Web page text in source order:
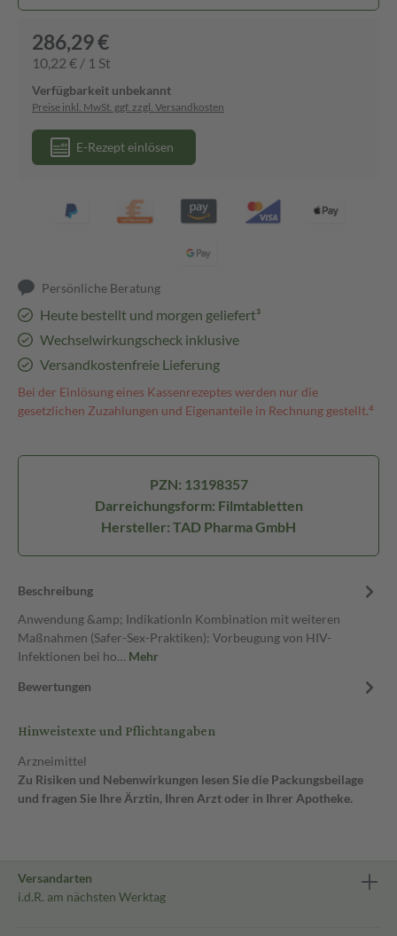
286,29 €
10,22 € / 1 St
Verfügbarkeit unbekannt
Preise inkl. MwSt. ggf. zzgl. Versandkosten
E-Rezept einlösen
Persönliche Beratung
Heute bestellt und morgen geliefert³
Wechselwirkungscheck inklusive
Versandkostenfreie Lieferung
Bei der Einlösung eines Kassenrezeptes werden nur die
gesetzlichen Zuzahlungen und Eigenanteile in Rechnung gestellt.⁴
PZN: 13198357
Darreichungsform: Filmtabletten
Hersteller: TAD Pharma GmbH
Beschreibung
Anwendung &amp; IndikationIn Kombination mit weiteren
Maßnahmen (Safer-Sex-Praktiken): Vorbeugung von HIV-
Infektionen bei ho… Mehr
Bewertungen
Hinweistexte und Pflichtangaben
Arzneimittel
Zu Risiken und Nebenwirkungen lesen Sie die Packungsbeilage
und fragen Sie Ihre Ärztin, Ihren Arzt oder in Ihrer Apotheke.
Versandarten
i.d.R. am nächsten Werktag